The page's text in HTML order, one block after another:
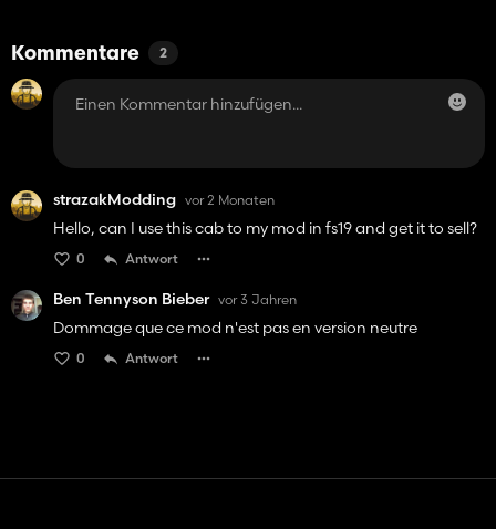
Kommentare 2
strazakModding vor 2 Monaten
Hello, can I use this cab to my mod in fs19 and get it to sell?
0 Antwort
Ben Tennyson Bieber vor 3 Jahren
Dommage que ce mod n'est pas en version neutre
0 Antwort